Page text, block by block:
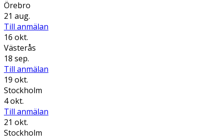
Örebro
21 aug.
Till anmälan
16 okt.
Västerås
18 sep.
Till anmälan
19 okt.
Stockholm
4 okt.
Till anmälan
21 okt.
Stockholm